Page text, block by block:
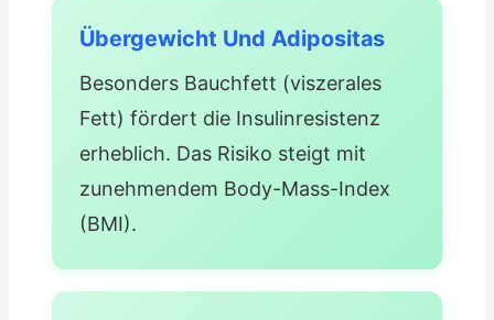
Übergewicht Und Adipositas
Besonders Bauchfett (viszerales
Fett) fördert die Insulinresistenz
erheblich. Das Risiko steigt mit
zunehmendem Body-Mass-Index
(BMI).